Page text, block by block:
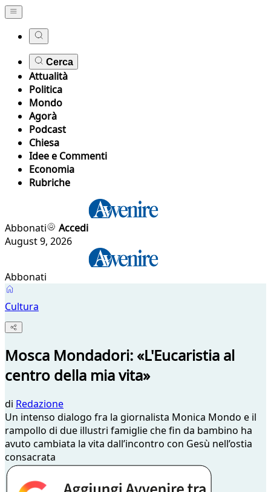
Cerca
Attualità
Politica
Mondo
Agorà
Podcast
Chiesa
Idee e Commenti
Economia
Rubriche
Abbonati
Accedi
August 9, 2026
Abbonati
Cultura
Mosca Mondadori: «L'Eucaristia al
centro della mia vita»
di Redazione
Un intenso dialogo fra la giornalista Monica Mondo e il
rampollo di due illustri famiglie che fin da bambino ha
avuto cambiata la vita dall’incontro con Gesù nell’ostia
consacrata